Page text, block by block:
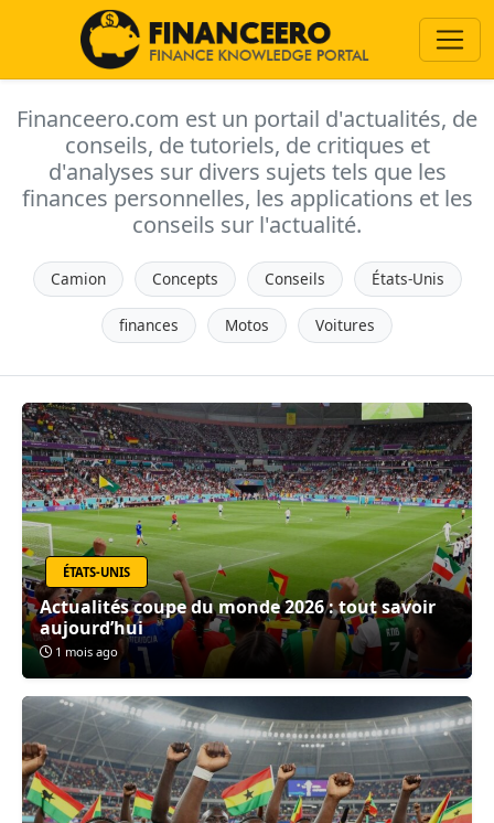
Financeero.com est un portail d'actualités, de
conseils, de tutoriels, de critiques et
d'analyses sur divers sujets tels que les
finances personnelles, les applications et les
conseils sur l'actualité.
Camion Concepts Conseils États-Unis
finances Motos Voitures
ÉTATS-UNIS
Actualités coupe du monde 2026 : tout savoir
aujourd’hui
1 mois ago